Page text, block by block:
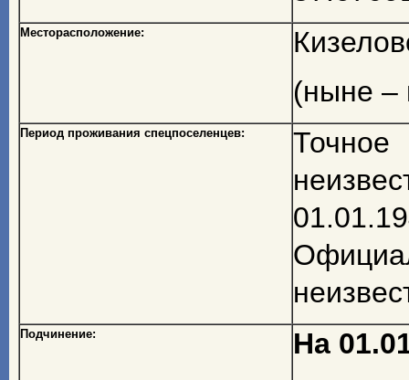
Месторасположение:
(ныне –
Период проживания спецпоселенцев:
Точное
Подчинение:
На